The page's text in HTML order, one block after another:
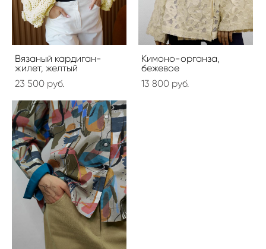
Вязаный кардиган-
жилет, желтый
23 500 pуб.
Кимоно-органза,
бежевое
13 800 pуб.